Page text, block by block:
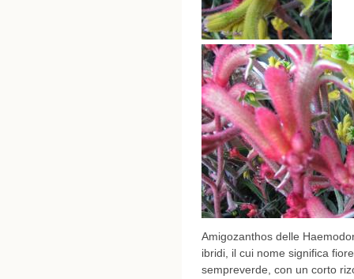
Amigozanthos delle
ibridi, il cui nome significa
sempreverde, con un corto